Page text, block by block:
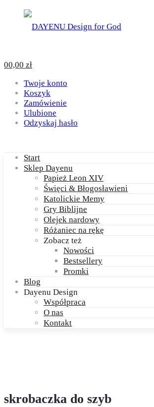
00,00 zł
Twoje konto
Koszyk
Zamówienie
Ulubione
Odzyskaj hasło
Start
Sklep Dayenu
Papież Leon XIV
Święci & Błogosławieni
Katolickie Memy
Gry Biblijne
Olejek nardowy
Różaniec na rękę
Zobacz też
Nowości
Bestsellery
Promki
Blog
Dayenu Design
Współpraca
O nas
Kontakt
skrobaczka do szyb